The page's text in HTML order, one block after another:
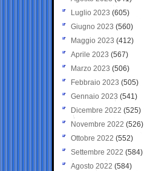
Luglio 2023 (605)
Giugno 2023 (560)
Maggio 2023 (412)
Aprile 2023 (567)
Marzo 2023 (506)
Febbraio 2023 (505)
Gennaio 2023 (541)
Dicembre 2022 (525)
Novembre 2022 (526)
Ottobre 2022 (552)
Settembre 2022 (584)
Agosto 2022 (584)